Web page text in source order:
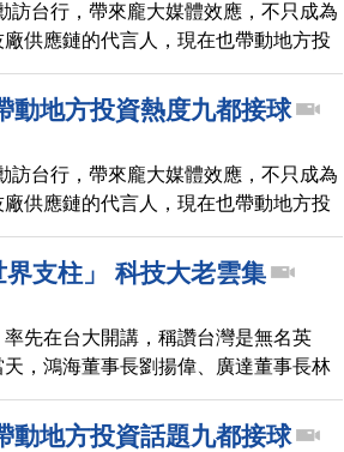
訪台行，帶來龐大媒體效應，不只成為
供應鏈的代言人，現在也帶動地方投
千人規模的研發中心，九縣市首長都
邊，專設一個夜市。
動地方投資熱度九都接球
訪台行，帶來龐大媒體效應，不只成為
供應鏈的代言人，現在也帶動地方投
千人規模的研發中心，九縣市首長都
邊，專設一個夜市。
支柱」 科技大老雲集
先在台大開講，稱讚台灣是無名英
，鴻海董事長劉揚偉、廣達董事長林
，在在凸顯，黃仁勳口中的「台
要性。
動地方投資話題九都接球